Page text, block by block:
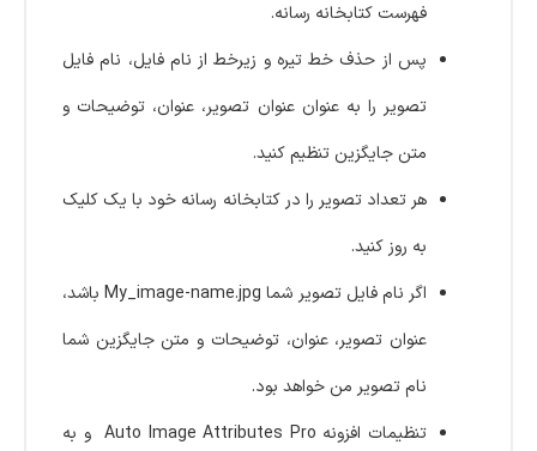
فهرست کتابخانه رسانه.
پس از حذف خط تیره و زیرخط از نام فایل، نام فایل
تصویر را به عنوان عنوان تصویر، عنوان، توضیحات و
متن جایگزین تنظیم کنید.
هر تعداد تصویر را در کتابخانه رسانه خود با یک کلیک
به روز کنید.
اگر نام فایل تصویر شما My_image-name.jpg باشد،
عنوان تصویر، عنوان، توضیحات و متن جایگزین شما
نام تصویر من خواهد بود.
تنظیمات افزونه Auto Image Attributes Pro و به